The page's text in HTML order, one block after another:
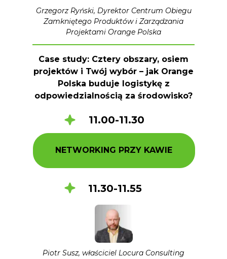
Grzegorz Ryński, Dyrektor Centrum Obiegu
Zamkniętego Produktów i Zarządzania
Projektami Orange Polska
Case study: Cztery obszary, osiem
projektów i Twój wybór – jak Orange
Polska buduje logistykę z
odpowiedzialnością za środowisko?
NETWORKING PRZY KAWIE
11.00-11.30
11.30-11.55
Piotr Susz, właściciel Locura Consulting